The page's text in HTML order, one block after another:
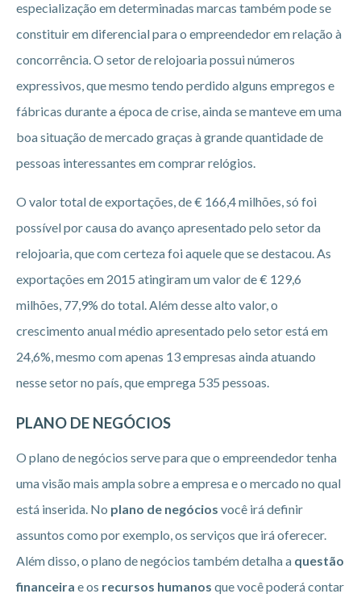
especialização em determinadas marcas também pode se
constituir em diferencial para o empreendedor em relação à
concorrência. O setor de relojoaria possui números
expressivos, que mesmo tendo perdido alguns empregos e
fábricas durante a época de crise, ainda se manteve em uma
boa situação de mercado graças à grande quantidade de
pessoas interessantes em comprar relógios.
O valor total de exportações, de € 166,4 milhões, só foi
possível por causa do avanço apresentado pelo setor da
relojoaria, que com certeza foi aquele que se destacou. As
exportações em 2015 atingiram um valor de € 129,6
milhões, 77,9% do total. Além desse alto valor, o
crescimento anual médio apresentado pelo setor está em
24,6%, mesmo com apenas 13 empresas ainda atuando
nesse setor no país, que emprega 535 pessoas.
PLANO DE NEGÓCIOS
O plano de negócios serve para que o empreendedor tenha
uma visão mais ampla sobre a empresa e o mercado no qual
está inserida. No plano de negócios você irá definir
assuntos como por exemplo, os serviços que irá oferecer.
Além disso, o plano de negócios também detalha a questão
financeira e os recursos humanos que você poderá contar